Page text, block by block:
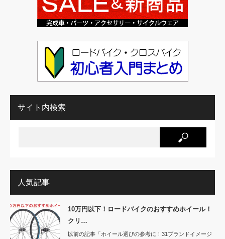
サイト内検索
人気記事
10万円以下！ロードバイクのおすすめホイール！
クリ…
以前の記事「ホイール選びの参考に！31ブランドイメージ